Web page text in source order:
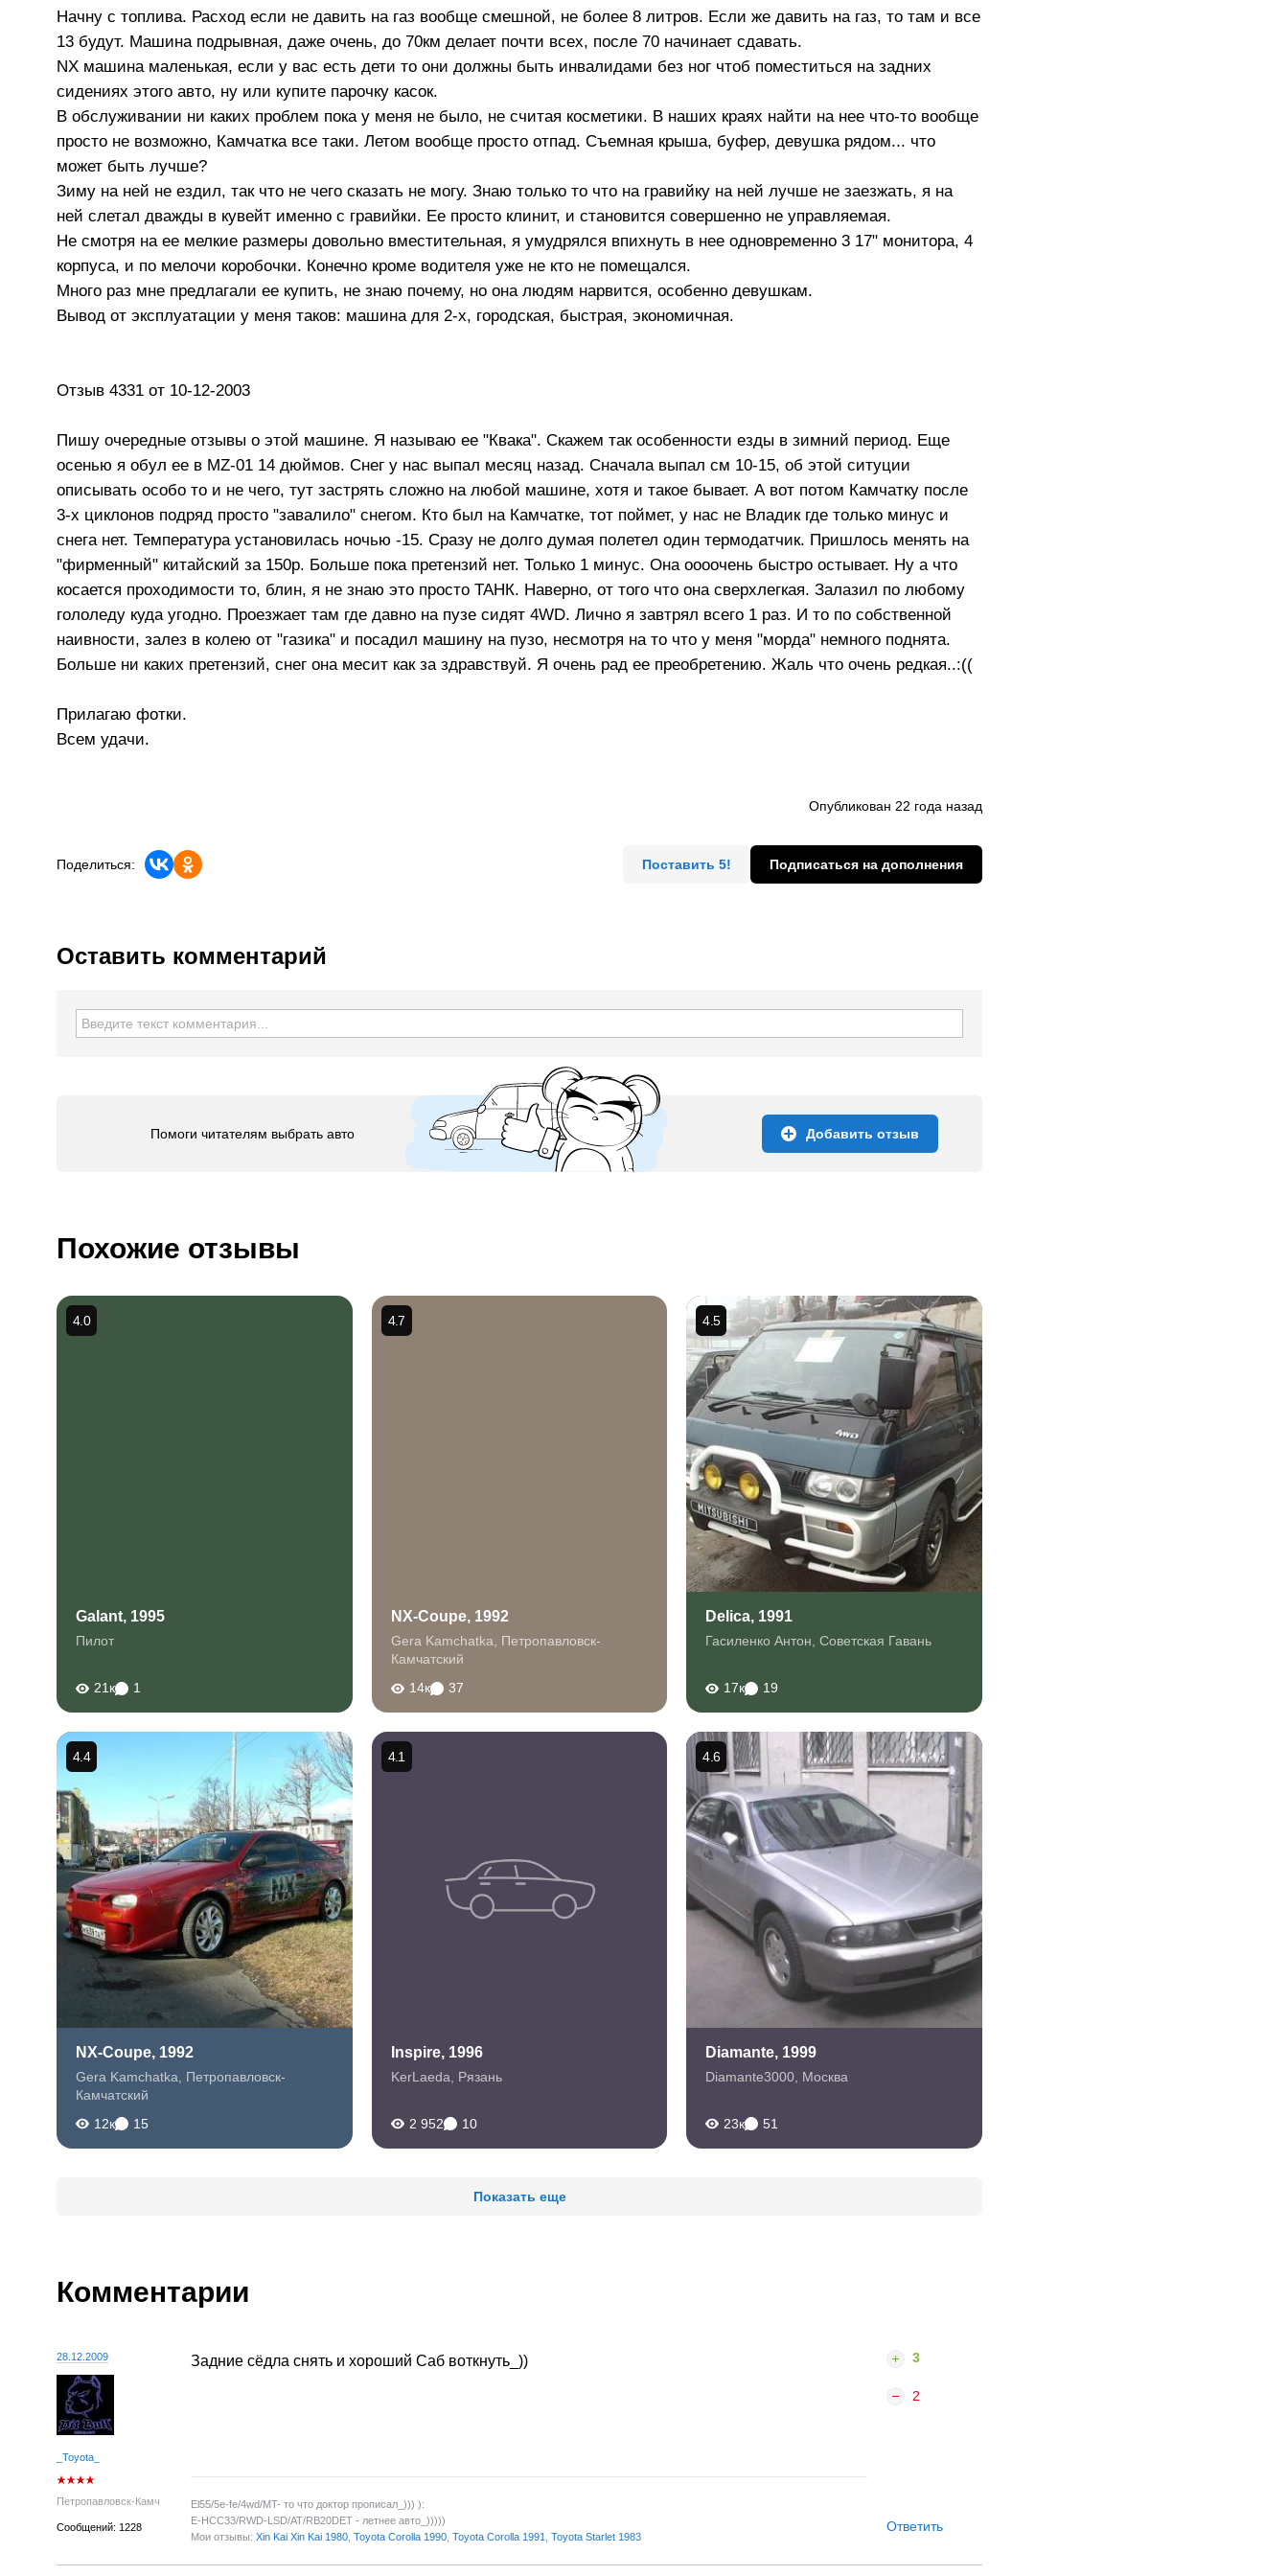
Начну с топлива. Расход если не давить на газ вообще смешной, не более 8 литров. Если же давить на газ, то там и все
13 будут. Машина подрывная, даже очень, до 70км делает почти всех, после 70 начинает сдавать.
NX машина маленькая, если у вас есть дети то они должны быть инвалидами без ног чтоб поместиться на задних
сидениях этого авто, ну или купите парочку касок.
В обслуживании ни каких проблем пока у меня не было, не считая косметики. В наших краях найти на нее что-то вообще
просто не возможно, Камчатка все таки. Летом вообще просто отпад. Съемная крыша, буфер, девушка рядом... что
может быть лучше?
Зиму на ней не ездил, так что не чего сказать не могу. Знаю только то что на гравийку на ней лучше не заезжать, я на
ней слетал дважды в кувейт именно с гравийки. Ее просто клинит, и становится совершенно не управляемая.
Не смотря на ее мелкие размеры довольно вместительная, я умудрялся впихнуть в нее одновременно 3 17" монитора, 4
корпуса, и по мелочи коробочки. Конечно кроме водителя уже не кто не помещался.
Много раз мне предлагали ее купить, не знаю почему, но она людям нарвится, особенно девушкам.
Вывод от эксплуатации у меня таков: машина для 2-х, городская, быстрая, экономичная.
Отзыв 4331 от 10-12-2003
Пишу очередные отзывы о этой машине. Я называю ее "Квака". Скажем так особенности езды в зимний период. Еще
осенью я обул ее в MZ-01 14 дюймов. Снег у нас выпал месяц назад. Сначала выпал см 10-15, об этой ситуции
описывать особо то и не чего, тут застрять сложно на любой машине, хотя и такое бывает. А вот потом Камчатку после
3-х циклонов подряд просто "завалило" снегом. Кто был на Камчатке, тот поймет, у нас не Владик где только минус и
снега нет. Температура установилась ночью -15. Сразу не долго думая полетел один термодатчик. Пришлось менять на
"фирменный" китайский за 150р. Больше пока претензий нет. Только 1 минус. Она оооочень быстро остывает. Ну а что
косается проходимости то, блин, я не знаю это просто ТАНК. Наверно, от того что она сверхлегкая. Залазил по любому
гололеду куда угодно. Проезжает там где давно на пузе сидят 4WD. Лично я завтрял всего 1 раз. И то по собственной
наивности, залез в колею от "газика" и посадил машину на пузо, несмотря на то что у меня "морда" немного поднята.
Больше ни каких претензий, снег она месит как за здравствуй. Я очень рад ее преобретению. Жаль что очень редкая..:((
Прилагаю фотки.
Всем удачи.
Опубликован 22 года назад
Поделиться: Поставить 5! Подписаться на дополнения
Оставить комментарий
Помоги читателям выбрать авто Добавить отзыв
Похожие отзывы
Galant, 1995
Пилот
21к 1
4.0
NX-Coupe, 1992
Gera Kamchatka
Петропавловск-
Камчатский
14к
37
4.7
Delica, 1991
Гасиленко Антон ,Советская Гавань
17к 19
4.5
NX-Coupe, 1992
Gera Kamchatka
Петропавловск-
Камчатский
12к
15
4.4
Inspire, 1996
KerLaeda Рязань
2 952 10
4.1
Diamante, 1999
Diamante3000 Москва
23к 51
4.6
Показать еще
Комментарии
28.12.2009
_Toyota_
Петропавловск-Камч
Сообщений: 1228
Задние сёдла снять и хороший Саб воткнуть_))
El55/5e-fe/4wd/MT- то что доктор прописал_))) ):
E-HCC33/RWD-LSD/AT/RB20DET - летнее авто_)))))
Мои отзывы: Xin Kai Xin Kai 1980 Toyota Corolla 1990 Toyota Corolla 1991 Toyota Starlet 1983
3
2
Ответить